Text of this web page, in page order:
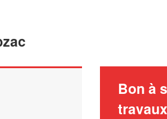
Bon à
travaux